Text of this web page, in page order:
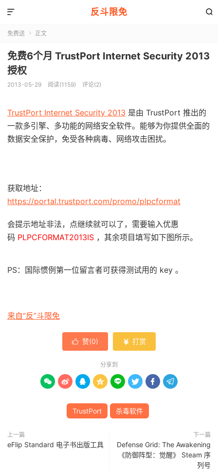
反斗限免 

免费送  正文
免费6个月 TrustPort Internet Security 2013
授权
2013-05-29 阅读(1159) 评论(2)
TrustPort Internet Security 2013 是由 TrustPort 推出的
一款多引擎、多功能的网络安全软件。能够为你提供全面的
数据安全保护，免受各种病毒、网络攻击困扰。
获取地址：
https://portal.trustport.com/promo/plpcformat
会提示地址非法，点继续就可以了，需要输入优惠
码 PLPCFORMAT2013IS ，其余项目填写如下图所示。
PS：国际惯例第一位留言者可获得测试用的 key 。
来自“反”斗限免
 赞(0)  打赏
分享到
       
TrustPort 杀毒软件
上一篇
eFlip Standard 电子书出版工具
下一篇
Defense Grid: The Awakening
《防御阵型：觉醒》 Steam 序
列号